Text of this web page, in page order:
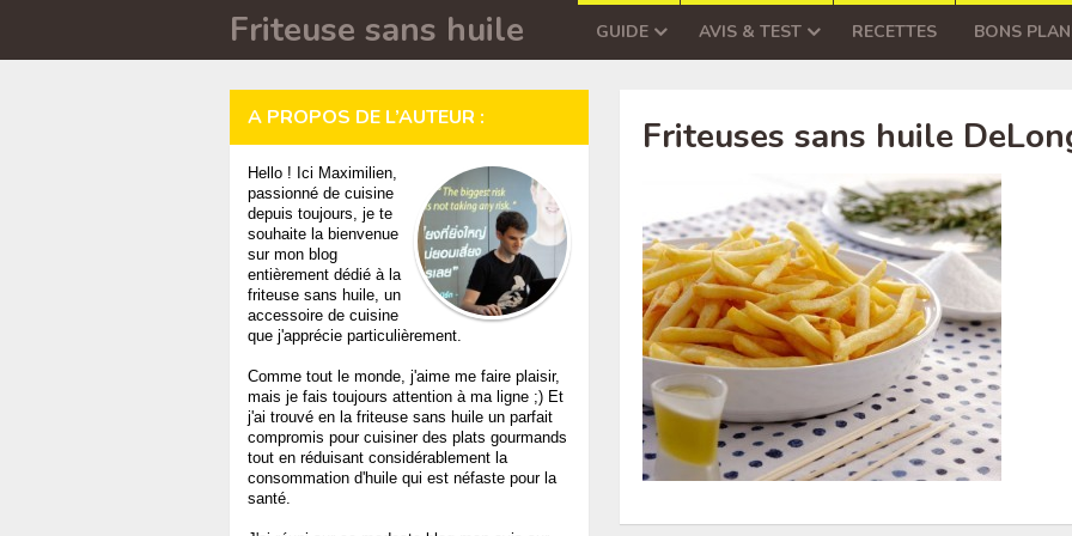
Friteuse sans huile GUIDE AVIS & TEST RECETTES BONS
Friteuses sans huile
A PROPOS DE L’AUTEUR :
Hello ! Ici Maximilien,
passionné de cuisine
depuis toujours, je te
souhaite la bienvenue
sur mon blog
entièrement dédié à la
friteuse sans huile, un
accessoire de cuisine
que j'apprécie particulièrement.
Comme tout le monde, j'aime me faire plaisir,
mais je fais toujours attention à ma ligne ;) Et
j'ai trouvé en la friteuse sans huile un parfait
compromis pour cuisiner des plats gourmands
tout en réduisant considérablement la
consommation d'huile qui est néfaste pour la
santé.